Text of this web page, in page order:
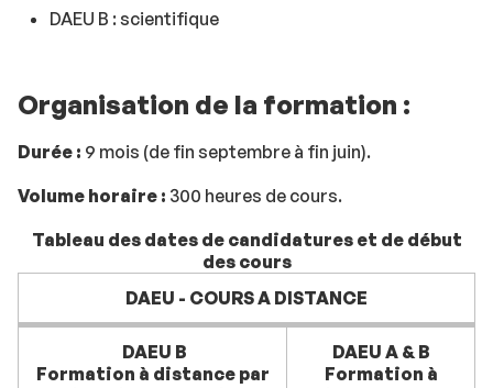
DAEU B : scientifique
Organisation de la formation :
Durée : 9 mois (de fin septembre à fin juin).
Volume horaire : 300 heures de cours.
Tableau des dates de candidatures et de début
des cours
DAEU - COURS A DISTANCE
DAEU B
Formation à distance par
DAEU A & B
Formation à